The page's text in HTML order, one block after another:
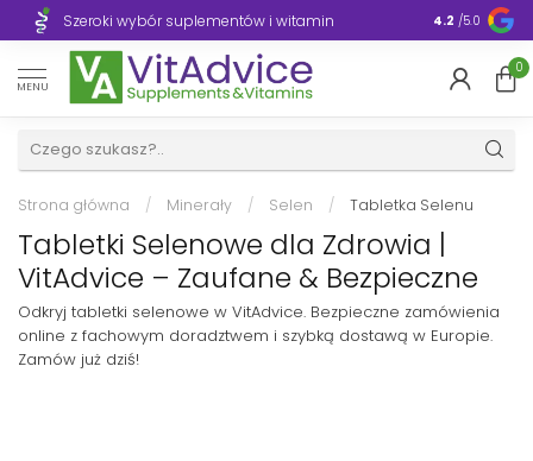
Szeroki wybór suplementów i witamin 4.2 /5.0
MENU
0
Strona główna / Minerały / Selen / Tabletka Selenu
Tabletki Selenowe dla Zdrowia |
VitAdvice – Zaufane & Bezpieczne
Odkryj tabletki selenowe w VitAdvice. Bezpieczne zamówienia
online z fachowym doradztwem i szybką dostawą w Europie.
Zamów już dziś!